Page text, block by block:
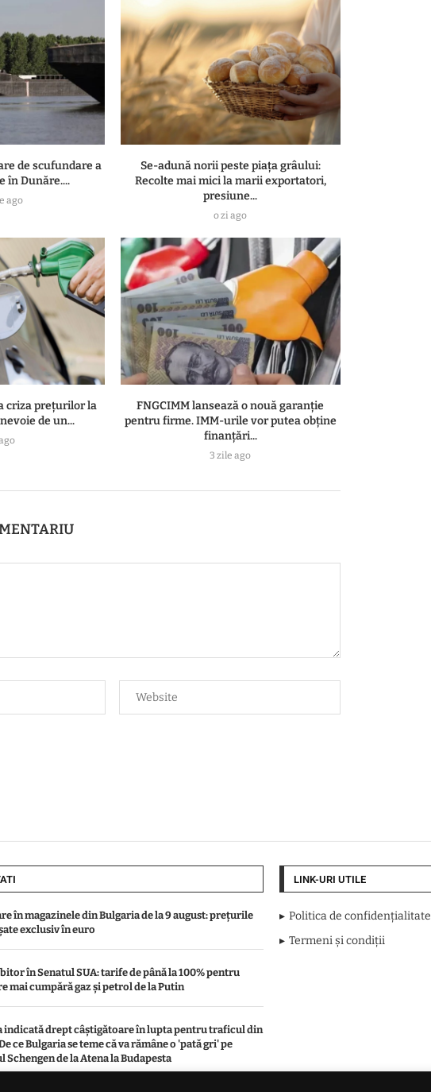
de scufundare a
în Dunăre....
ago
Se-adună norii peste piața grâului:
Recolte mai mici la marii exportatori,
presiune...
o zi ago
criza prețurilor la
de un...
FNGCIMM lansează o nouă garanție
pentru firme. IMM-urile vor putea obține
finanțări...
3 zile ago
în magazinele din Bulgaria de la 9 august: prețurile
exclusiv în euro
în Senatul SUA: tarife de până la 100% pentru
mai cumpără gaz și petrol de la Putin
indicată drept câștigătoare în lupta pentru traficul din
ce Bulgaria se teme că va rămâne o 'pată gri' pe
de la Atena la Budapesta
LINK-URI UTILE
Politica de confidențialitate
Termeni și condiții